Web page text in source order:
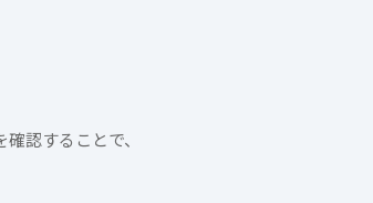
認することで、